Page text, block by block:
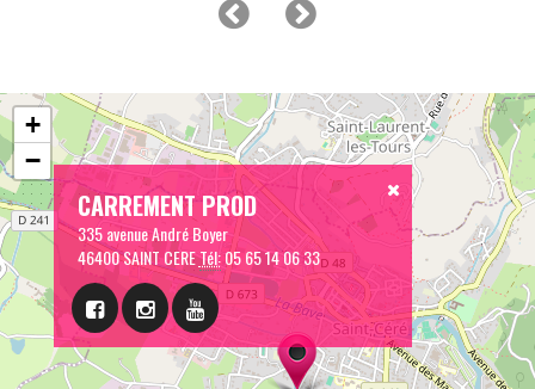
CARREMENT PROD
335 avenue André Boyer
46400 SAINT CERETél:05 65 14 06 33
+
−